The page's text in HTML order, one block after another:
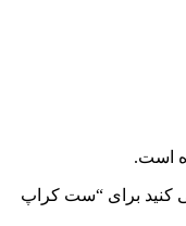
است.
کنید برای “ست کراپ